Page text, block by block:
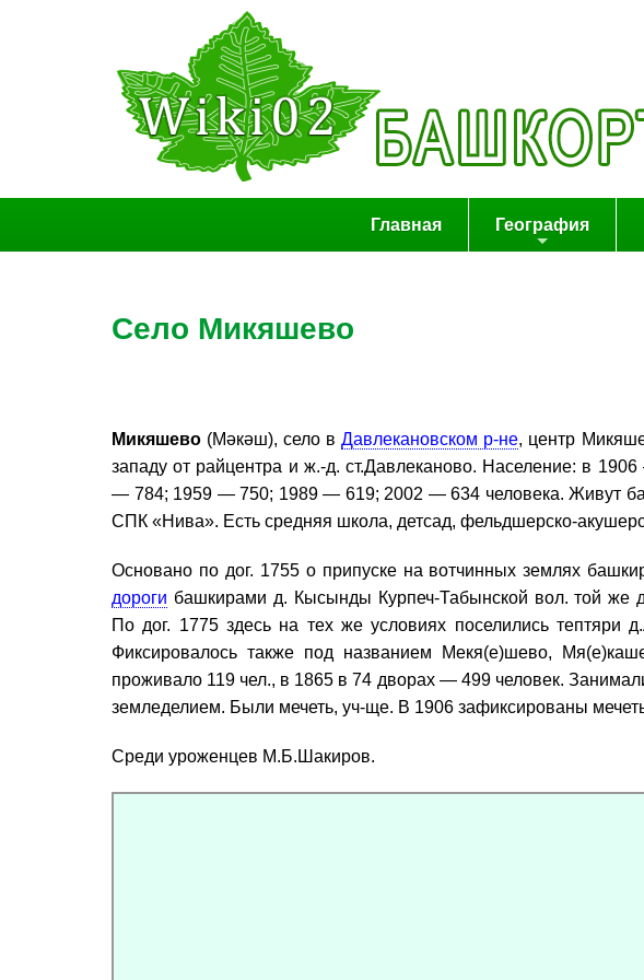
Главная География
Село Микяшево
Микяшево (Мәкәш), село вДавлекановском р-не, центр
западу от райцентра и ж.-д. ст.Давлеканово. Население: в
— 784; 1959 — 750; 1989 — 619; 2002 — 634 человека. Живут
СПК «Нива». Есть средняя школа, детсад, фельдшерско-
Основано по дог. 1755 о припуске на вотчинных землях
дороги башкирами д. Кысынды Курпеч-Табынской вол. той же
По дог. 1775 здесь на тех же условиях поселились тептяри
Фиксировалось также под названием Мекя(е)шево,
проживало 119 чел., в 1865 в 74 дворах — 499 человек.
земледелием. Были мечеть, уч-ще. В 1906 зафиксированы
Среди уроженцев М.Б.Шакиров.